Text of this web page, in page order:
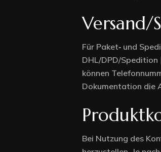
Versand/
Für Paket‑ und
DHL/DPD/
können
Dokumentation die
Bei Nutzung des